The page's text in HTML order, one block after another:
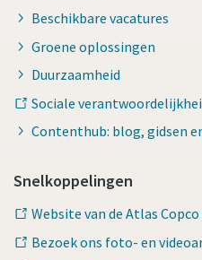
Beschikbare vacatures
Groene oplossingen
Duurzaamheid
Sociale
Contenthub: blog, gidsen
Snelkoppelingen
Website van de Atlas Copco
Bezoek ons foto- en